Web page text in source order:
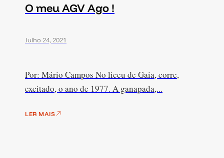
O meu AGV Ago !
Julho 24, 2021
Por: Mário Campos No liceu de Gaia, corre,
excitado, o ano de 1977. A ganapada,...
LER MAIS